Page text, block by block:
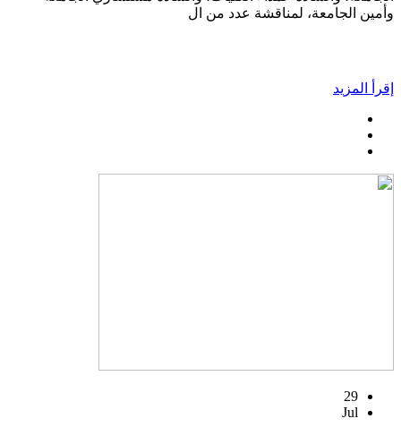
وأمين الجامعة، لمناقشة عدد من ال
إقرأ المزيد
29
Jul